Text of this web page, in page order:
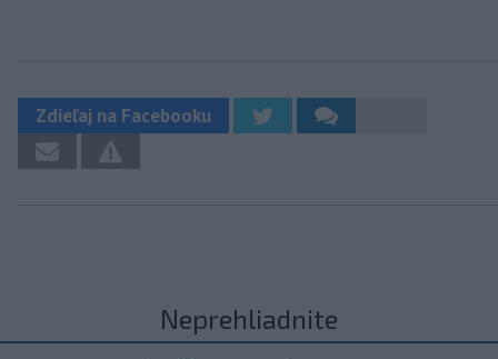
Zdieľaj na Facebooku
Neprehliadnite